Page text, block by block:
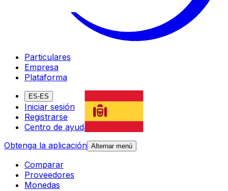
Particulares
Empresa
Plataforma
ES-ES
Iniciar sesión
Registrarse
Centro de ayuda
Obtenga la aplicación Alternar menú
Comparar
Proveedores
Monedas